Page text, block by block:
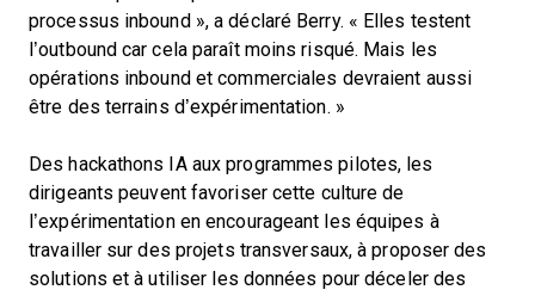
processus inbound », a déclaré Berry. « Elles testent
l’outbound car cela paraît moins risqué. Mais les
opérations inbound et commerciales devraient aussi
être des terrains d’expérimentation. »
Des hackathons IA aux programmes pilotes, les
dirigeants peuvent favoriser cette culture de
l’expérimentation en encourageant les équipes à
travailler sur des projets transversaux, à proposer des
solutions et à utiliser les données pour déceler des